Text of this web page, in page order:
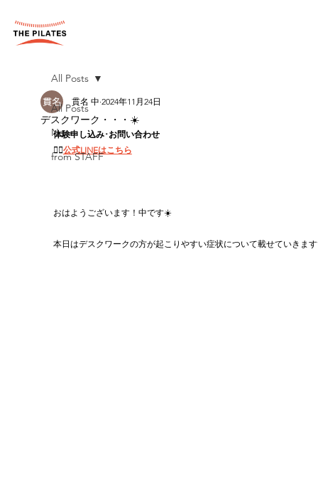
All Posts
News
from STAFF
All Posts
デスクワーク・・・☀️
貫名 中 2024年11月24日
体験申し込み･お問い合わせ
👉🏻公式LINEはこちら
おはようございます！中です☀️
本日はデスクワークの方が起こりやすい症状について載せていきます